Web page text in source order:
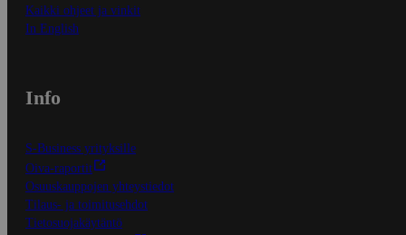
Kaikki ohjeet ja vinkit
In English
Info
S-Business yrityksille
Oiva-raportit
Osuuskauppojen yhteystiedot
Tilaus- ja toimitusehdot
Tietosuojakäytäntö